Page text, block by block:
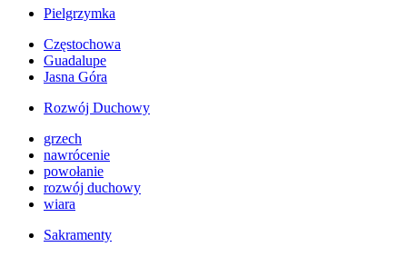
Pielgrzymka
Częstochowa
Guadalupe
Jasna Góra
Rozwój Duchowy
grzech
nawrócenie
powołanie
rozwój duchowy
wiara
Sakramenty